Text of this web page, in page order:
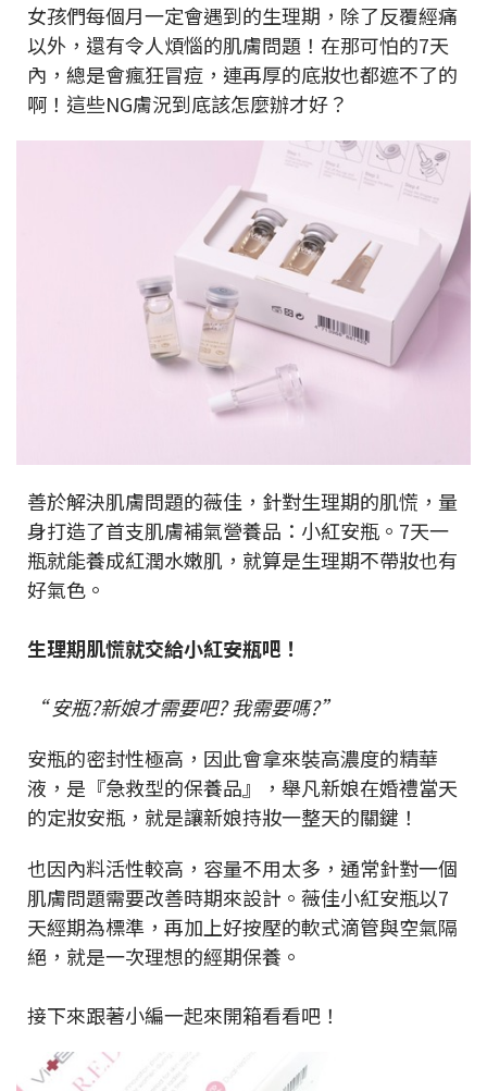
女孩們每個月一定會遇到的生理期，除了反覆經痛
以外，還有令人煩惱的肌膚問題！在那可怕的7天
內，總是會瘋狂冒痘，連再厚的底妝也都遮不了的
啊！這些NG膚況到底該怎麼辦才好？
善於解決肌膚問題的薇佳，針對生理期的肌慌，量
身打造了首支肌膚補氣營養品：小紅安瓶。7天一
瓶就能養成紅潤水嫩肌，就算是生理期不帶妝也有
好氣色。
生理期肌慌就交給小紅安瓶吧！
“ 安瓶?新娘才需要吧? 我需要嗎?”
安瓶的密封性極高，因此會拿來裝高濃度的精華
液，是『急救型的保養品』，舉凡新娘在婚禮當天
的定妝安瓶，就是讓新娘持妝一整天的關鍵！
也因內料活性較高，容量不用太多，通常針對一個
肌膚問題需要改善時期來設計。薇佳小紅安瓶以7
天經期為標準，再加上好按壓的軟式滴管與空氣隔
絕，就是一次理想的經期保養。
接下來跟著小編一起來開箱看看吧！